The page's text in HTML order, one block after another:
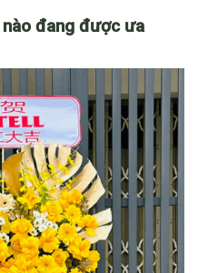
đang được ưa